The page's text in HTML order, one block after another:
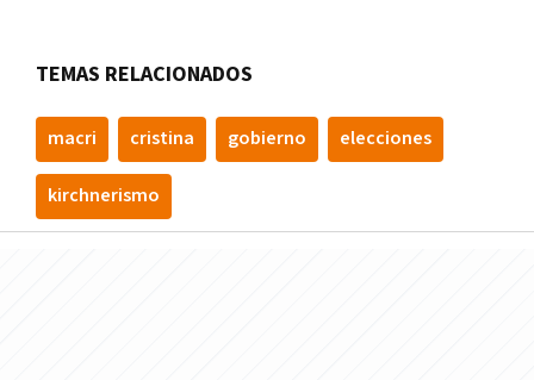
TEMAS RELACIONADOS
macri cristina gobierno elecciones
kirchnerismo